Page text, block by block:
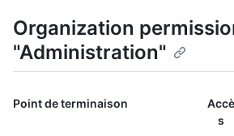
Organization
"Administration"
Point de terminaison
Accè
s